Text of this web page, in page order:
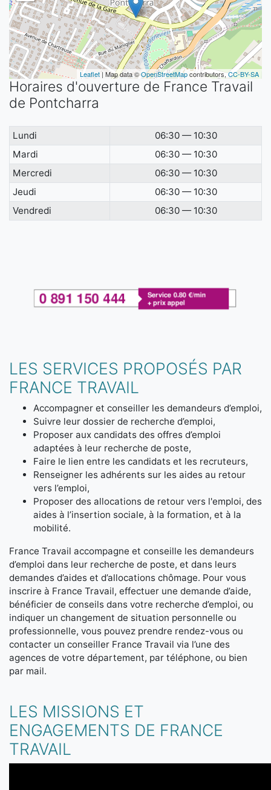
Leaflet | Map data ©OpenStreetMapcontributors,CC-BY-SA
Horaires d'ouverture de France Travail
de Pontcharra
Lundi
06:30 — 10:30
Mardi
06:30 — 10:30
Mercredi
06:30 — 10:30
Jeudi
06:30 — 10:30
Vendredi
06:30 — 10:30
LES SERVICES PROPOSÉS PAR
FRANCE TRAVAIL
Accompagner et conseiller les demandeurs d’emploi,
Suivre leur dossier de recherche d’emploi,
Proposer aux candidats des offres d’emploi
adaptées à leur recherche de poste,
Faire le lien entre les candidats et les recruteurs,
Renseigner les adhérents sur les aides au retour
vers l’emploi,
Proposer des allocations de retour vers l'emploi, des
aides à l’insertion sociale, à la formation, et à la
mobilité.
France Travail accompagne et conseille les demandeurs
d’emploi dans leur recherche de poste, et dans leurs
demandes d’aides et d’allocations chômage. Pour vous
inscrire à France Travail, effectuer une demande d’aide,
bénéficier de conseils dans votre recherche d’emploi, ou
indiquer un changement de situation personnelle ou
professionnelle, vous pouvez prendre rendez-vous ou
contacter un conseiller France Travail via l’une des
agences de votre département, par téléphone, ou bien
par mail.
LES MISSIONS ET
ENGAGEMENTS DE FRANCE
TRAVAIL